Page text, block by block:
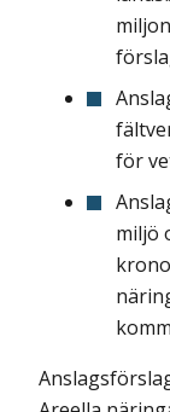
för
miljö